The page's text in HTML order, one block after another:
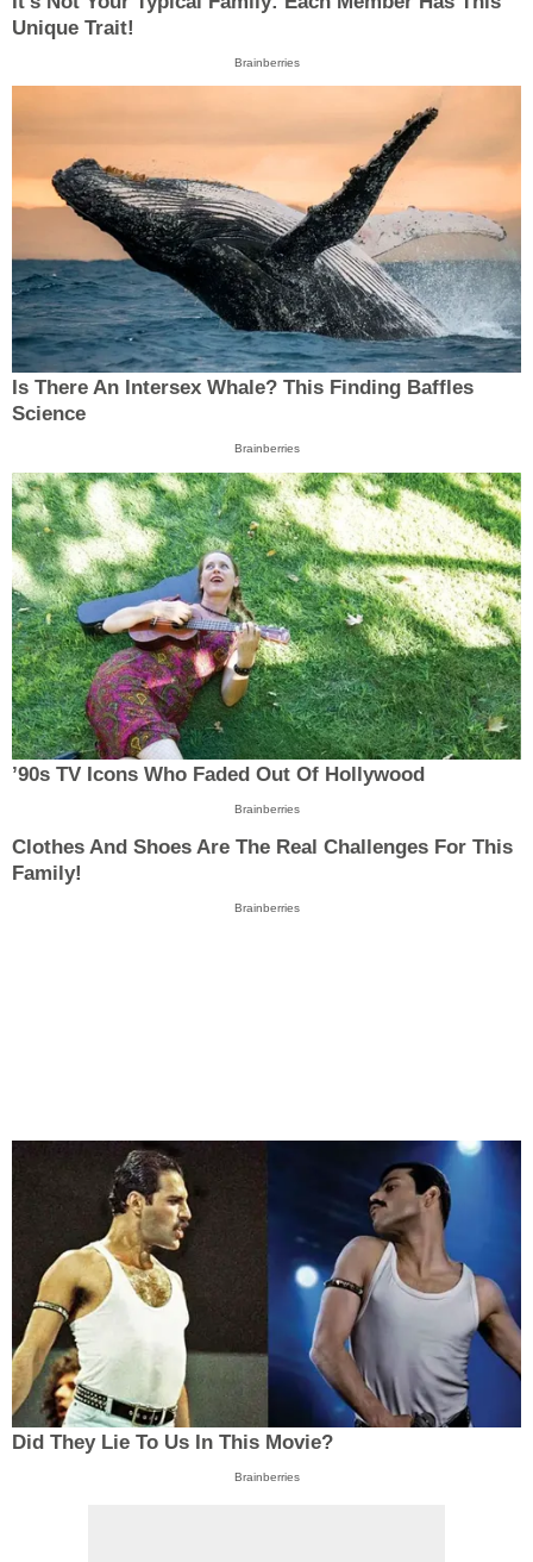
Unique Trait!
Brainberries
Is There An Intersex Whale? This Finding Baffles
Science
Brainberries
’90s TV Icons Who Faded Out Of Hollywood
Brainberries
Clothes And Shoes Are The Real Challenges For This
Family!
Brainberries
Did They Lie To Us In This Movie?
Brainberries